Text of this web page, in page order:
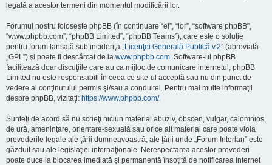
legală a acestor termeni din momentul modificării lor.
Forumul nostru foloseşte phpBB (în continuare “ei”, “lor”, “software phpBB”,
“www.phpbb.com”, “phpBB Limited”, “phpBB Teams”), care este o soluţie
pentru forum lansată sub incidenţa „Licenţei Generală Publică v.2” (abreviată
„GPL”) şi poate fi descărcat de la www.phpbb.com. Software-ul phpBB
facilitează doar discuţiile care au ca mijloc de comunicare internetul, phpBB
Limited nu este responsabill în ceea ce site-ul acceptă sau nu din punct de
vedere al conţinutului permis şi/sau a conduitei. Pentru mai multe informaţii
despre phpBB, vizitaţi: https://www.phpbb.com/.
Sunteţi de acord să nu scrieţi niciun material abuziv, obscen, vulgar, calomnios,
de ură, ameninţare, orientare-sexuală sau orice alt material care poate viola
prevederile legale ale ţării dumneavoastră, ale ţării unde „Forum Interlan” este
găzduit sau ale legislaţiei internaţionale. Nerespectarea acestor prevederi
poate duce la blocarea imediată şi permanentă însoţită de notificarea Internet